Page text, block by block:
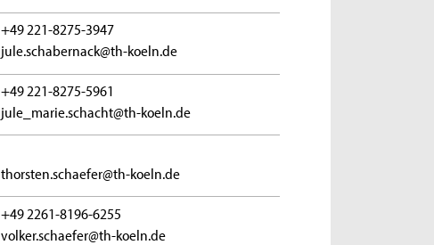
+49 221-8275-3947
jule.schabernack@th-koeln.de
+49 221-8275-5961
jule_marie.schacht@th-koeln.de
thorsten.schaefer@th-koeln.de
+49 2261-8196-6255
volker.schaefer@th-koeln.de